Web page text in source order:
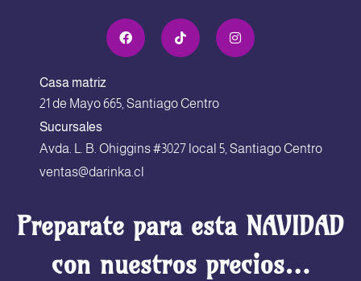
Casa matriz
21 de Mayo 665, Santiago Centro
Sucursales
Avda. L. B. Ohiggins #3027 local 5, Santiago Centro
ventas@darinka.cl
Preparate para esta NAVIDAD
con nuestros precios…